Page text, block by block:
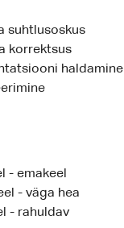
suhtlusoskus
korrektsus
haldamine
- emakeel
- väga hea
- rahuldav